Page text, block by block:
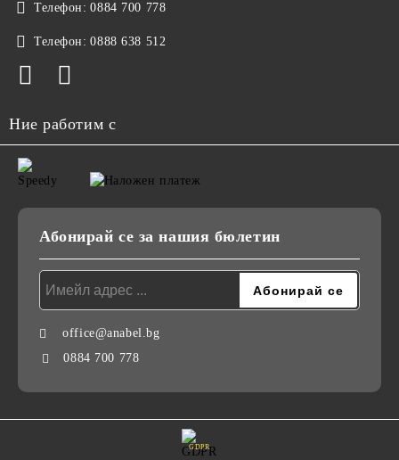
Телефон: 0884 700 778
Телефон: 0888 638 512
Ние работим с
Абонирай се за нашия бюлетин
office@anabel.bg
0884 700 778
GDPR